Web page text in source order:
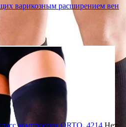
варикозным расширением вен